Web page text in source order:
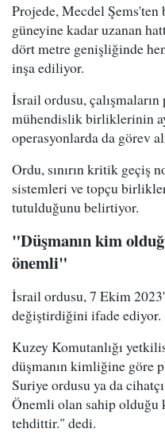
Projede, Mecdel
güneyine kadar uzanan
dört metre genişliğinde
inşa ediliyor.
İsrail ordusu,
mühendislik birliklerinin
operasyonlarda da görev
Ordu, sınırın kritik geçiş
sistemleri ve topçu
tutulduğunu belirtiyor.
"Düşmanın kim
önemli"
İsrail ordusu, 7 Ekim
değiştirdiğini ifade ediyor.
Kuzey Komutanlığı
düşmanın kimliğine göre
Suriye ordusu ya da
Önemli olan sahip
tehdittir." dedi.